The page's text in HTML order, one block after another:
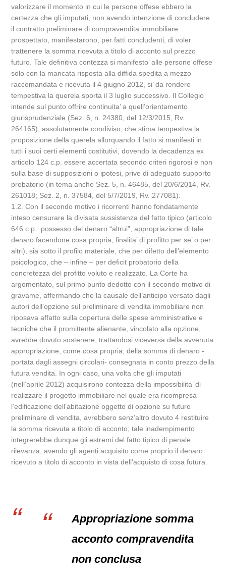
valorizzare il momento in cui le persone offese ebbero la
certezza che gli imputati, non avendo intenzione di concludere
il contratto preliminare di compravendita immobiliare
prospettato, manifestarono, per fatti concludenti, di voler
trattenere la somma ricevuta a titolo di acconto sul prezzo
futuro. Tale definitiva contezza si manifesto’ alle persone offese
solo con la mancata risposta alla diffida spedita a mezzo
raccomandata e ricevuta il 4 giugno 2012, si’ da rendere
tempestiva la querela sporta il 3 luglio successivo. Il Collegio
intende sul punto offrire continuita’ a quell’orientamento
giurisprudenziale (Sez. 6, n. 24380, del 12/3/2015, Rv.
264165), assolutamente condiviso, che stima tempestiva la
proposizione della querela allorquando il fatto si manifesti in
tutti i suoi certi elementi costitutivi, dovendo la decadenza ex
articolo 124 c.p. essere accertata secondo criteri rigorosi e non
sulla base di supposizioni o ipotesi, prive di adeguato supporto
probatorio (in tema anche Sez. 5, n. 46485, del 20/6/2014, Rv.
261018; Sez. 2, n. 37584, del 5/7/2019, Rv. 277081).
1.2. Con il secondo motivo i ricorrenti hanno fondatamente
inteso censurare la divisata sussistenza del fatto tipico (articolo
646 c.p.: possesso del denaro “altrui”, appropriazione di tale
denaro facendone cosa propria, finalita’ di profitto per se’ o per
altri), sia sotto il profilo materiale, che per difetto dell’elemento
psicologico, che – infine – per deficit probatorio della
concretezza del profitto voluto e realizzato. La Corte ha
argomentato, sul primo punto dedotto con il secondo motivo di
gravame, affermando che la causale dell’anticipo versato dagli
autori dell’opzione sul preliminare di vendita immobiliare non
riposava affatto sulla copertura delle spese amministrative e
tecniche che il promittente alienante, vincolato alla opzione,
avrebbe dovuto sostenere, trattandosi viceversa della avvenuta
appropriazione, come cosa propria, della somma di denaro -
portata dagli assegni circolari- consegnata in conto prezzo della
futura vendita. In ogni caso, una volta che gli imputati
(nell’aprile 2012) acquisirono contezza della impossibilita’ di
realizzare il progetto immobiliare nel quale era ricompresa
l’edificazione dell’abitazione oggetto di opzione su futuro
preliminare di vendita, avrebbero senz’altro dovuto 4 restituire
la somma ricevuta a titolo di acconto; tale inadempimento
integrerebbe dunque gli estremi del fatto tipico di penale
rilevanza, avendo gli agenti acquisito come proprio il denaro
ricevuto a titolo di acconto in vista dell’acquisto di cosa futura.
Appropriazione somma
acconto compravendita
non conclusa